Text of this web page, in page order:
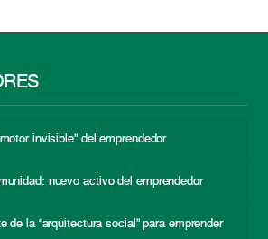
invisible” del emprendedor
nuevo activo del emprendedor
de la “arquitectura social” para emprender